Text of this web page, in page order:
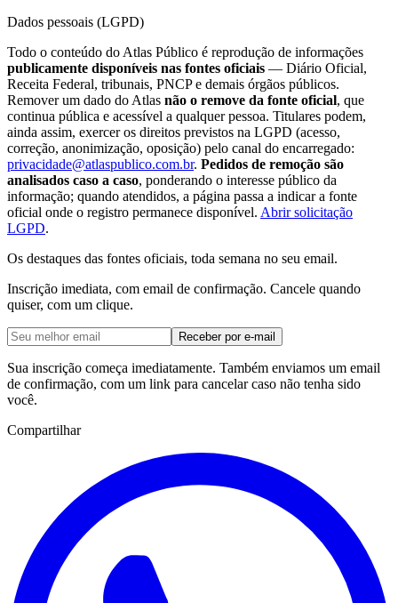
Dados pessoais (LGPD)
Todo o conteúdo do Atlas Público é reprodução de informações
publicamente disponíveis nas fontes oficiais — Diário Oficial,
Receita Federal, tribunais, PNCP e demais órgãos públicos.
Remover um dado do Atlas não o remove da fonte oficial, que
continua pública e acessível a qualquer pessoa. Titulares podem,
ainda assim, exercer os direitos previstos na LGPD (acesso,
correção, anonimização, oposição) pelo canal do encarregado:
privacidade@atlaspublico.com.br. Pedidos de remoção são
analisados caso a caso, ponderando o interesse público da
informação; quando atendidos, a página passa a indicar a fonte
oficial onde o registro permanece disponível. Abrir solicitação
LGPD.
Os destaques das fontes oficiais, toda semana no seu email.
Inscrição imediata, com email de confirmação. Cancele quando
quiser, com um clique.
Receber por e-mail
Sua inscrição começa imediatamente. Também enviamos um email
de confirmação, com um link para cancelar caso não tenha sido
você.
Compartilhar